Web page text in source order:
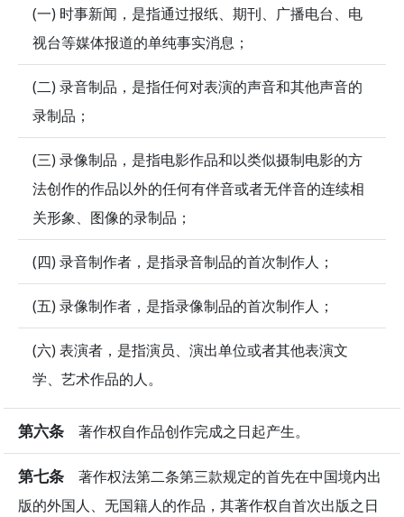
(一) 时事新闻，是指通过报纸、期刊、广播电台、电
视台等媒体报道的单纯事实消息；
(二) 录音制品，是指任何对表演的声音和其他声音的
录制品；
(三) 录像制品，是指电影作品和以类似摄制电影的方
法创作的作品以外的任何有伴音或者无伴音的连续相
关形象、图像的录制品；
(四) 录音制作者，是指录音制品的首次制作人；
(五) 录像制作者，是指录像制品的首次制作人；
(六) 表演者，是指演员、演出单位或者其他表演文
学、艺术作品的人。
第六条 著作权自作品创作完成之日起产生。
第七条 著作权法第二条第三款规定的首先在中国境内出
版的外国人、无国籍人的作品，其著作权自首次出版之日